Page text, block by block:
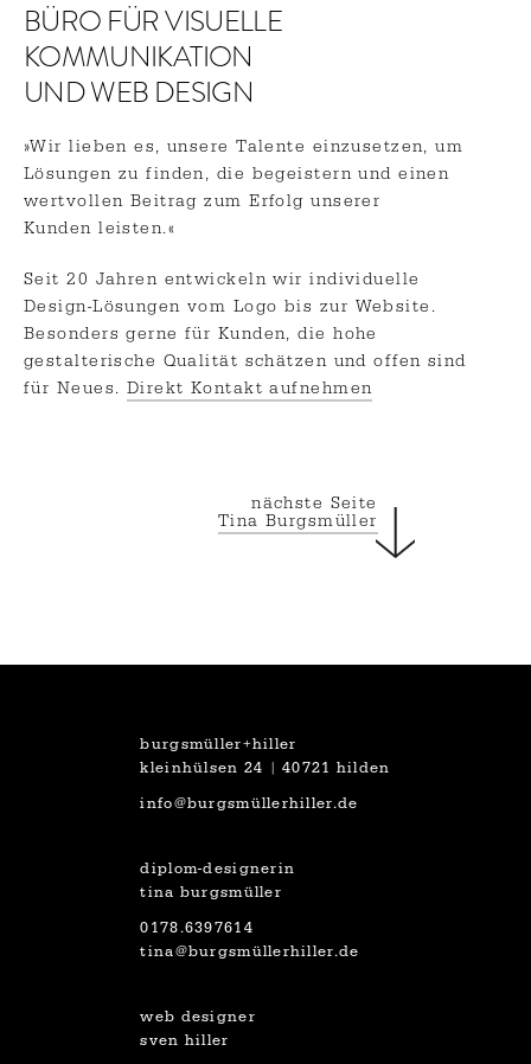
BÜRO FÜR VISUELLE
KOMMUNIKATION
UND WEB DESIGN
»Wir lieben es, unsere Talente einzusetzen, um
Lösungen zu finden, die begeistern und einen
wertvollen Beitrag zum Erfolg unserer
Kunden leisten.«
Seit 20 Jahren entwickeln wir individuelle
Design-Lösungen vom Logobis zur Website.
Besonders gerne für Kunden, die hohe
gestalterische Qualität schätzen und offen sind
für Neues. Direkt Kontakt aufnehmen
nächste Seite
Tina Burgsmüller
burgsmüller+hiller
kleinhülsen 24 | 40721 hilden
info@burgsmüllerhiller.de
diplom-designerin
tina burgsmüller
0178.6397614
tina@burgsmüllerhiller.de
web designer
sven hiller